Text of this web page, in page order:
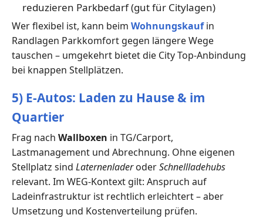
reduzieren Parkbedarf (gut für Citylagen)
Wer flexibel ist, kann beim Wohnungskaufin
Randlagen Parkkomfort gegen längere Wege
tauschen – umgekehrt bietet die City Top-Anbindung
bei knappen Stellplätzen.
5) E-Autos: Laden zu Hause & im
Quartier
Frag nach Wallboxen in TG/Carport,
Lastmanagement und Abrechnung. Ohne eigenen
Stellplatz sind LaternenladeroderSchnellladehubs
relevant. Im WEG-Kontext gilt: Anspruch auf
Ladeinfrastruktur ist rechtlich erleichtert – aber
Umsetzung und Kostenverteilung prüfen.